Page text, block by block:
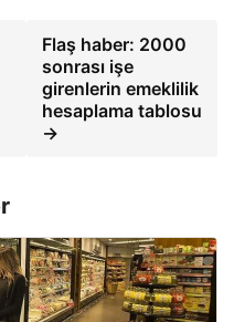
Flaş haber: 2000
sonrası işe
girenlerin emeklilik
hesaplama tablosu
→